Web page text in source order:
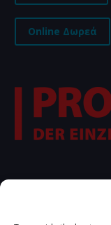
Online Δωρεά